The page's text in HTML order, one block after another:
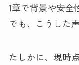
1章で背景や安全
でも、こうした
たしかに、現時